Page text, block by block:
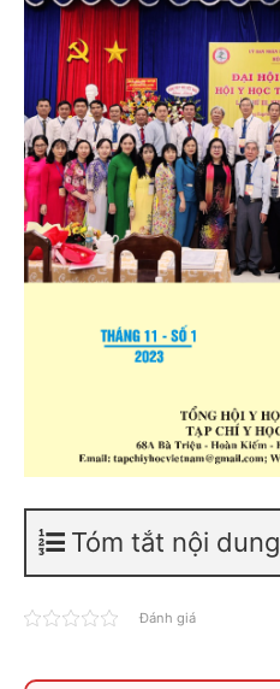
Tóm tắt nội dung
Đánh giá